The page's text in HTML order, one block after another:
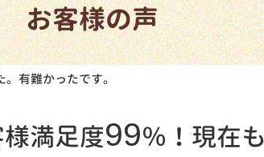
お客様の声
有難かったです。
満足度99％！ 現在